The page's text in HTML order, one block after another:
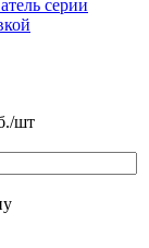
серии
/шт